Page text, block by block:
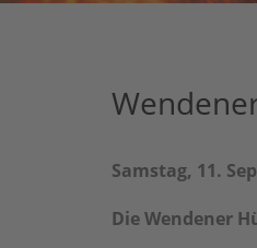
Samstag, 11.
Die Wendener